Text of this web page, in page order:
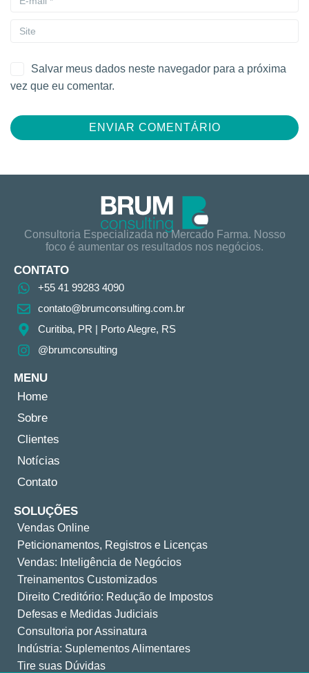
Salvar meus dados neste navegador para a próxima
vez que eu comentar.
Consultoria Especializada no Mercado Farma. Nosso
foco é aumentar os resultados nos negócios.
CONTATO
+55 41 99283 4090
contato@brumconsulting.com.br​
Curitiba, PR​ | Porto Alegre, RS
@brumconsulting
MENU
Home
Sobre
Clientes
Notícias
Contato
SOLUÇÕES
Vendas Online
Peticionamentos, Registros e Licenças
Vendas: Inteligência de Negócios
Treinamentos Customizados
Direito Creditório: Redução de Impostos
Defesas e Medidas Judiciais
Consultoria por Assinatura
Indústria: Suplementos Alimentares
Tire suas Dúvidas